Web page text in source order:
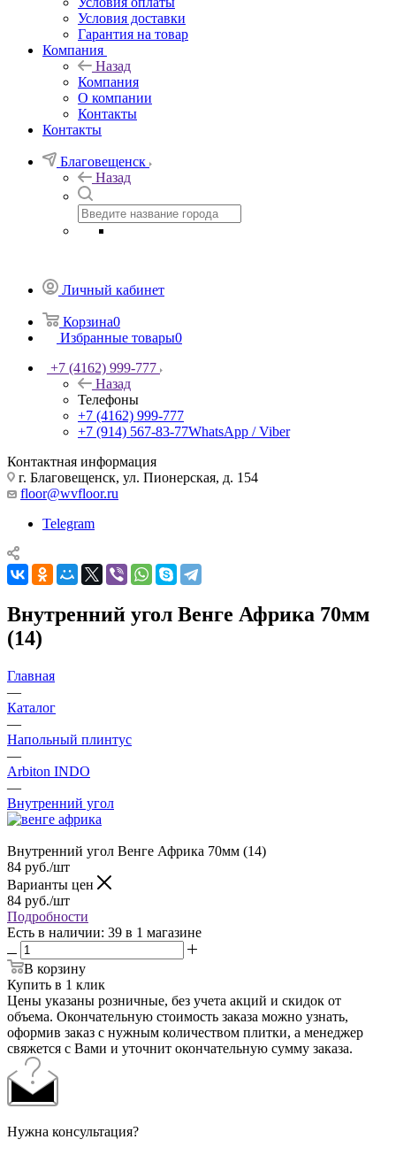
Условия доставки
Гарантия на товар
Компания
Назад
Компания
О компании
Контакты
Контакты
Благовещенск
Назад
Личный кабинет
Корзина0
Избранные товары0
+7 (4162) 999-777
Назад
Телефоны
+7 (4162) 999-777
+7 (914) 567-83-77WhatsApp / Viber
Контактная информация
г. Благовещенск, ул. Пионерская, д. 154
floor@wvfloor.ru
Telegram
Внутренний угол Венге Африка 70мм
(14)
Главная
—
Каталог
—
Напольный плинтус
—
Arbiton INDO
—
Внутренний угол
Внутренний угол Венге Африка 70мм (14)
84 руб./шт
Варианты цен
84 руб./шт
Подробности
Есть в наличии: 39 в 1 магазине
В корзину
Купить в 1 клик
Цены указаны розничные, без учета акций и скидок от
объема. Окончательную стоимость заказа можно узнать,
оформив заказ с нужным количеством плитки, а менеджер
свяжется с Вами и уточнит окончательную сумму заказа.
Нужна консультация?